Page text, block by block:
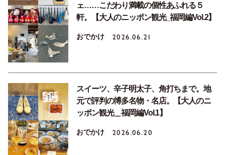
ェ……こだわり満載の個性あふれる５
軒。【大人のニッポン観光_福岡編Vol.2】
おでかけ 2026.06.21
スイーツ、辛子明太子、角打ちまで。地
元で評判の博多名物・名店。【大人のニ
ッポン観光＿福岡編Vol.1】
おでかけ 2026.06.20